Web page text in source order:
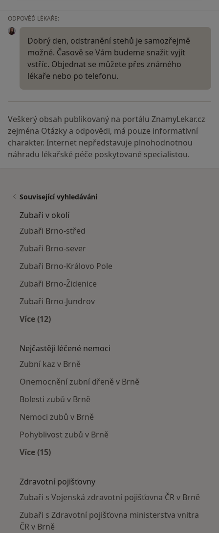
ODPOVĚĎ LÉKAŘE:
Dobrý den, odstranění stehů je samozřejmě
možné. Časově se Vám budeme snažit vyjít
vstříc. Objednat se můžete přes známého
lékaře nebo po telefonu.
Veškerý obsah publikovaný na portálu ZnamyLekar.cz
zejména Otázky a odpovědi, má pouze informativní
charakter. Internet nepředstavuje plnohodnotnou
náhradu lékařské péče poskytované specialistou.
Související vyhledávání
Zubaři v okolí
Zubaři Brno-střed
Zubaři Brno-sever
Zubaři Brno-Královo Pole
Zubaři Brno-Židenice
Zubaři Brno-Jundrov
Více (12)
Nejčastěji léčené nemoci
Zubní kaz v Brně
Onemocnění zubní dřeně v Brně
Bolesti zubů v Brně
Nemoci zubů v Brně
Pohyblivost zubů v Brně
Více (15)
Zdravotní pojišťovny
Zubaři s Vojenská zdravotní pojišťovna ČR v Brně
Zubaři s Zdravotní pojišťovna ministerstva vnitra
ČR v Brně